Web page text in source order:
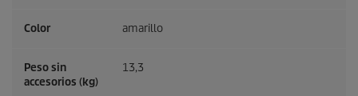
Color amarillo
Peso sin
accesorios (kg)
13,3